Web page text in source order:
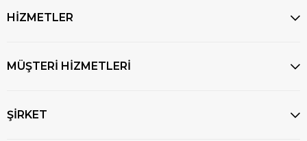
HİZMETLER
MÜŞTERİ HİZMETLERİ
ŞİRKET